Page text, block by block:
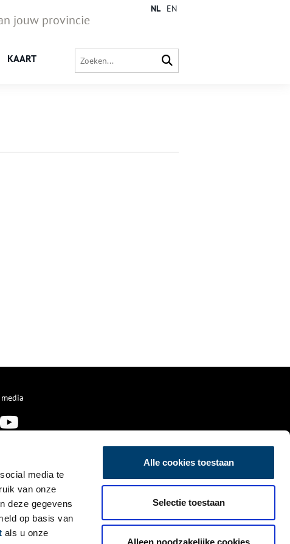
media te
van onze
deze gegevens
op basis van
als u onze
Alle cookies toestaan
Selectie toestaan
Alleen noodzakelijke cookies
jouw provincie
KAART
NL EN